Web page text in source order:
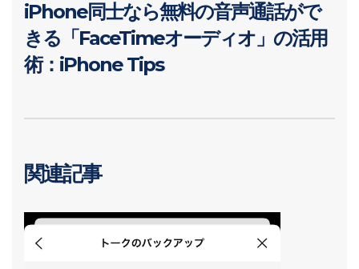
iPhone同士なら無料の音声通話がで
きる「FaceTimeオーディオ」の活用
術：iPhone Tips
関連記事